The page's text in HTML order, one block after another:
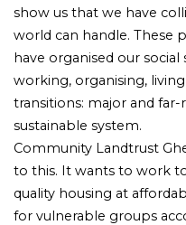
show us that we have
world can handle.
have organised our
working, organising,
transitions: major and
sustainable system.
Community Landtrust
to this. It wants to work
quality housing at
for vulnerable groups